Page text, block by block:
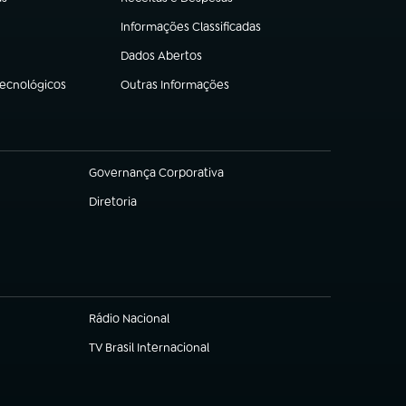
(abre em nova aba)
Informações Classificadas
(abre em nova aba)
Dados Abertos
(abre em nova aba)
Outras Informações
(abre em nova aba)
Governança Corporativa
(abre em nova aba)
Diretoria
(abre em nova aba)
Rádio Nacional
TV Brasil Internacional
(abre em nova aba)